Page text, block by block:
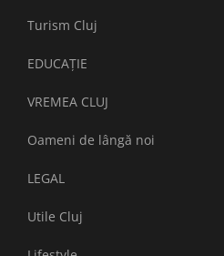
Turism Cluj
EDUCAȚIE
VREMEA CLUJ
Oameni de lângă noi
LEGAL
Utile Cluj